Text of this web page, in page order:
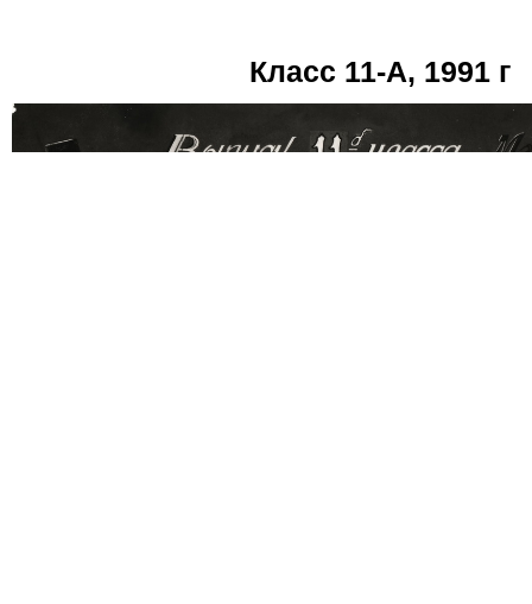
Класс 11-А, 1991 г